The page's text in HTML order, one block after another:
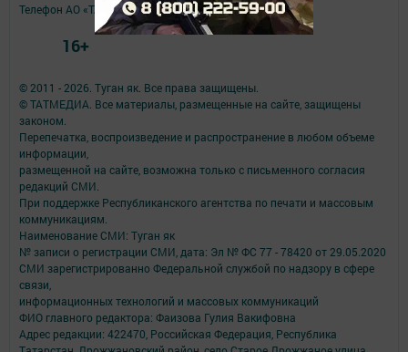
© 2011 - 2026. Туган як. Все права защищены.
© ТАТМЕДИА. Все материалы, размещенные на сайте, защищены
законом.
Перепечатка, воспроизведение и распространение в любом объеме
информации,
размещенной на сайте, возможна только с письменного согласия
редакций СМИ.
При поддержке Республиканского агентства по печати и массовым
коммуникациям.
Наименование СМИ: Туган як
№ записи о регистрации СМИ, дата: Эл № ФС 77 - 78420 от 29.05.2020
СМИ зарегистрированно Федеральной службой по надзору в сфере
связи,
информационных технологий и массовых коммуникаций
ФИО главного редактора: Фаизова Гулия Вакифовна
Адрес редакции: 422470, Российская Федерация, Республика
Телефон АО «ТАТМЕДИА»: (843) 222 09 84
16+